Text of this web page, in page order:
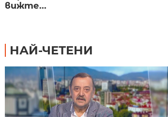
вижте...
НАЙ-ЧЕТЕНИ